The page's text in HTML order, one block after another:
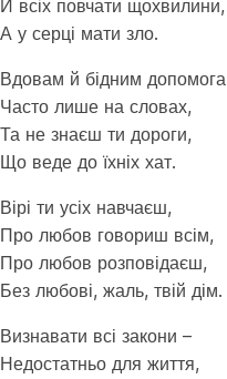
Й всіх повчати щохвилини,
А у серці мати зло.
Вдовам й бідним допомога
Часто лише на словах,
Та не знаєш ти дороги,
Що веде до їхніх хат.
Вірі ти усіх навчаєш,
Про любов говориш всім,
Про любов розповідаєш,
Без любові, жаль, твій дім.
Визнавати всі закони –
Недостатньо для життя,